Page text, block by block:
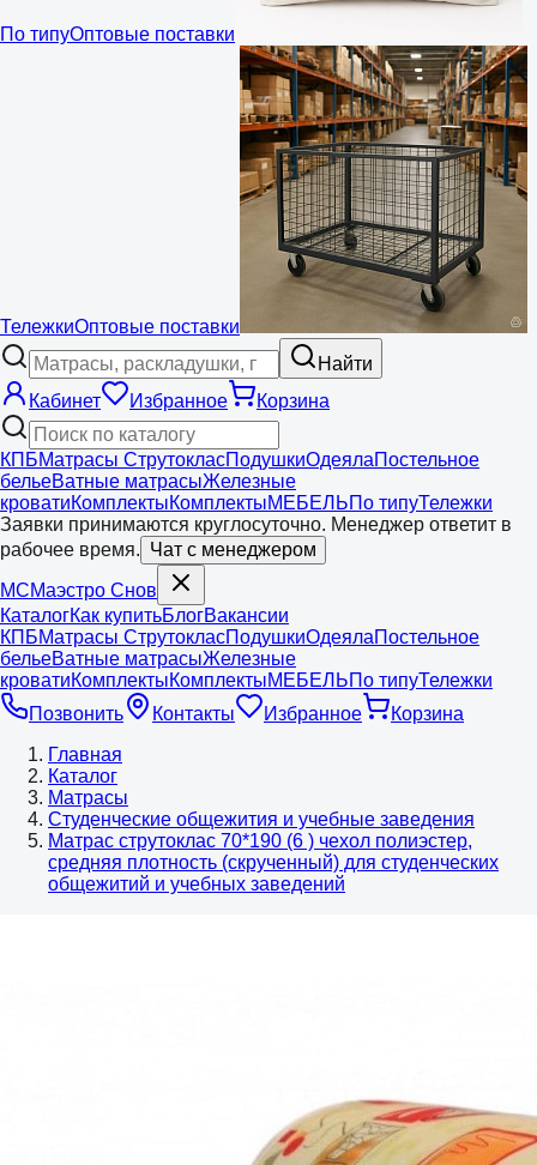
По типуОптовые поставки
ТележкиОптовые поставки
Найти
Кабинет
Избранное Корзина
КПБМатрасы СтрутокласПодушкиОдеялаПостельное
бельеВатные матрасыЖелезные
кроватиКомплектыКомплектыМЕБЕЛЬПо типуТележки
Заявки принимаются круглосуточно. Менеджер ответит в
рабочее время. Чат с менеджером
МСМаэстро Снов
КаталогКак купитьБлогВакансии
КПБМатрасы СтрутокласПодушкиОдеялаПостельное
бельеВатные матрасыЖелезные
кроватиКомплектыКомплектыМЕБЕЛЬПо типуТележки
Позвонить
Контакты Избранное
Корзина
Главная
Каталог
Матрасы
Студенческие общежития и учебные заведения
Матрас струтоклас 70*190 (6 ) чехол полиэстер,
средняя плотность (скрученный) для студенческих
общежитий и учебных заведений